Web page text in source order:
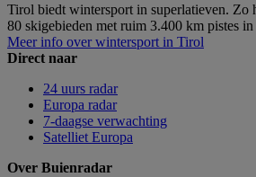
Tirol biedt wintersport in superlatieven. Zo
80 skigebieden met ruim 3.400 km pistes in
Meer info over wintersport in Tirol
Direct naar
24 uurs radar
Europa radar
7-daagse verwachting
Satelliet Europa
Over Buienradar